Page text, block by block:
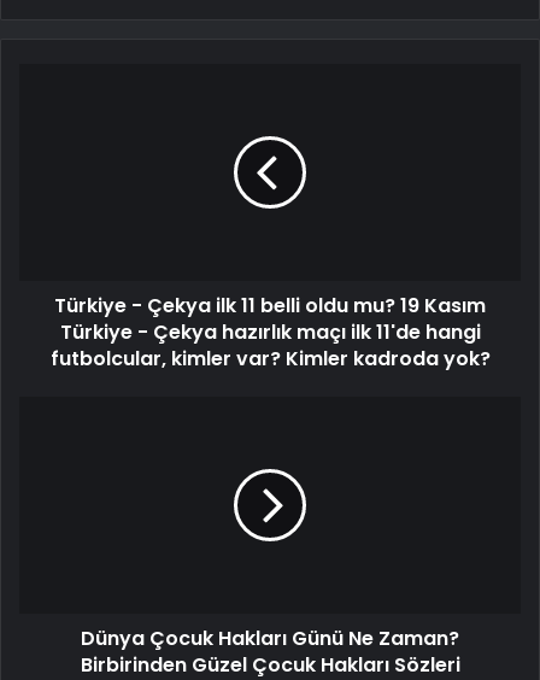
Türkiye - Çekya ilk 11 belli oldu mu? 19 Kasım
Türkiye - Çekya hazırlık maçı ilk 11'de hangi
futbolcular, kimler var? Kimler kadroda yok?
Dünya Çocuk Hakları Günü Ne Zaman?
Birbirinden Güzel Çocuk Hakları Sözleri